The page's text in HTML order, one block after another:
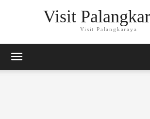
Visit
Visit Palangkaraya